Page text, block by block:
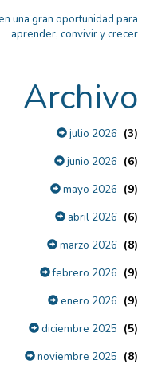
una gran oportunidad para
aprender, convivir y crecer
Archivo
julio 2026 (3)
junio 2026 (6)
mayo 2026 (9)
abril 2026 (6)
marzo 2026 (8)
febrero 2026 (9)
enero 2026 (9)
diciembre 2025 (5)
noviembre 2025 (8)